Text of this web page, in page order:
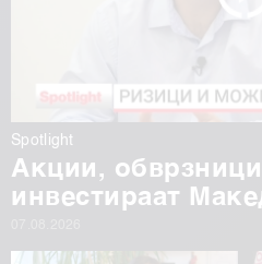
Spotlight
Акции,
инвестираат